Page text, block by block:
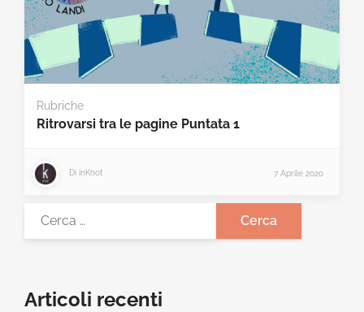
Rubriche
Ritrovarsi tra le pagine Puntata 1
Di inKnot 7 Aprile 2020
Articoli recenti